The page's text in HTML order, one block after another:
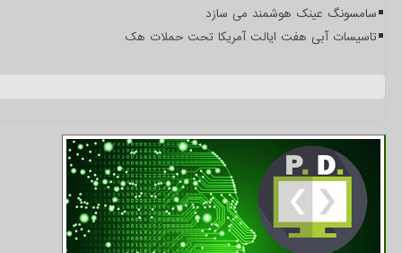
سامسونگ عینک هوشمند می سازد
تاسیسات آبی هفت ایالت آمریکا تحت حملات هک